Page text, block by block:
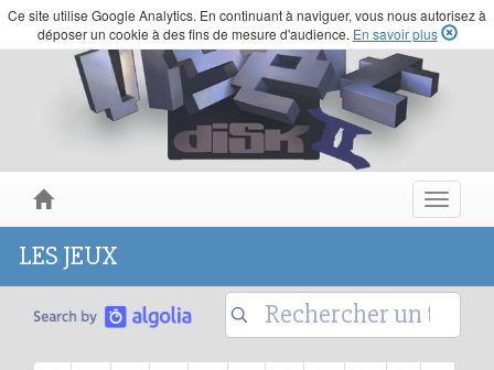
Ce site utilise Google Analytics. En continuant à naviguer, vous nous autorisez à
déposer un cookie à des fins de mesure d'audience. En savoir plus
Toggle
LES JEUX